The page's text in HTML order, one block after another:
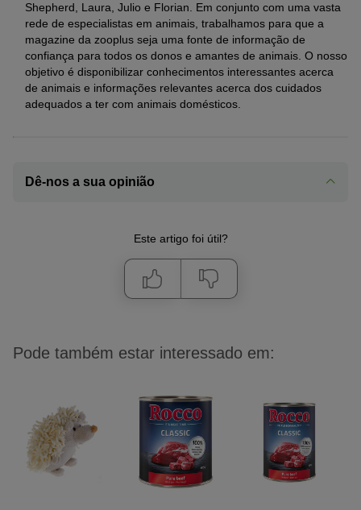
Shepherd, Laura, Julio e Florian. Em conjunto com uma vasta
rede de especialistas em animais, trabalhamos para que a
magazine da zooplus seja uma fonte de informação de
confiança para todos os donos e amantes de animais. O nosso
objetivo é disponibilizar conhecimentos interessantes acerca
de animais e informações relevantes acerca dos cuidados
adequados a ter com animais domésticos.
Dê-nos a sua opinião
Este artigo foi útil?
Pode também estar interessado em: